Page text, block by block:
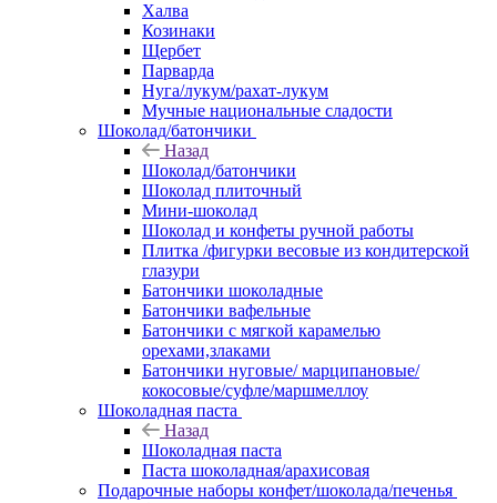
Халва
Козинаки
Щербет
Парварда
Нуга/лукум/рахат-лукум
Мучные национальные сладости
Шоколад/батончики
Назад
Шоколад/батончики
Шоколад плиточный
Мини-шоколад
Шоколад и конфеты ручной работы
Плитка /фигурки весовые из кондитерской
глазури
Батончики шоколадные
Батончики вафельные
Батончики с мягкой карамелью
орехами,злаками
Батончики нуговые/ марципановые/
кокосовые/суфле/маршмеллоу
Шоколадная паста
Назад
Шоколадная паста
Паста шоколадная/арахисовая
Подарочные наборы конфет/шоколада/печенья